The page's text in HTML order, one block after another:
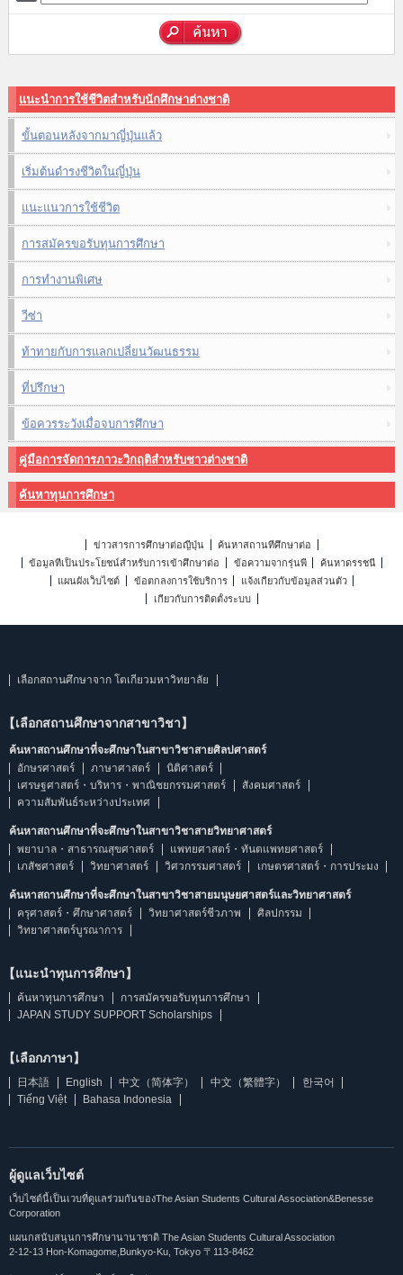
แนะนำการใช้ชีวิตสำหรับนักศึกษาต่างชาติ
ขั้นตอนหลังจากมาญี่ปุ่นแล้ว
เริ่มต้นดำรงชีวิตในญี่ปุ่น
แนะแนวการใช้ชีวิต
การสมัครขอรับทุนการศึกษา
การทำงานพิเศษ
วีซ่า
ท้าทายกับการแลกเปลี่ยนวัฒนธรรม
ที่ปรึกษา
ข้อควรระวังเมื่อจบการศึกษา
คู่มือการจัดการภาวะวิกฤติสำหรับชาวต่างชาติ
ค้นหาทุนการศึกษา
ข่าวสารการศึกษาต่อญี่ปุ่น
ค้นหาสถานที่ศึกษาต่อ
ข้อมูลที่เป็นประโยชน์สำหรับการเข้าศึกษาต่อ
ข้อความจากรุ่นพี่
ค้นหาดรรชนี
แผนผังเว็บไซต์
ข้อตกลงการใช้บริการ
แจ้งเกี่ยวกับข้อมูลส่วนตัว
เกี่ยวกับการติดตั้งระบบ
เลือกสถานศึกษาจาก โตเกียวมหาวิทยาลัย
【เลือกสถานศึกษาจากสาขาวิชา】
ค้นหาสถานศึกษาที่จะศึกษาในสาขาวิชาสายศิลปศาสตร์
อักษรศาสตร์
ภาษาศาสตร์
นิติศาสตร์
เศรษฐศาสตร์・บริหาร・พาณิชยกรรมศาสตร์
สังคมศาสตร์
ความสัมพันธ์ระหว่างประเทศ
ค้นหาสถานศึกษาที่จะศึกษาในสาขาวิชาสายวิทยาศาสตร์
พยาบาล・สาธารณสุขศาสตร์
แพทยศาสตร์・ทันตแพทยศาสตร์
เภสัชศาสตร์
วิทยาศาสตร์ วิศวกรรมศาสตร์ เกษตรศาสตร์・การประมง
ค้นหาสถานศึกษาที่จะศึกษาในสาขาวิชาสายมนุษยศาสตร์และวิทยาศาสตร์
ครุศาสตร์・ศึกษาศาสตร์
วิทยาศาสตร์ชีวภาพ
ศิลปกรรม
วิทยาศาสตร์บูรณาการ
【แนะนำทุนการศึกษา】
ค้นหาทุนการศึกษา
การสมัครขอรับทุนการศึกษา
JAPAN STUDY SUPPORT Scholarships
【เลือกภาษา】
日本語 English 中文（简体字） 中文（繁體字）
한국어
Tiếng Việt
Bahasa Indonesia
ผู้ดูแลเว็บไซต์
เว็บไซต์นี้เป็นเวบที่ดูแลร่วมกันของThe Asian Students Cultural Association&Benesse
Corporation
แผนกสนับสนุนการศึกษานานาชาติ The Asian Students Cultural Association
2-12-13 Hon-Komagome,Bunkyo-Ku, Tokyo 〒113-8462